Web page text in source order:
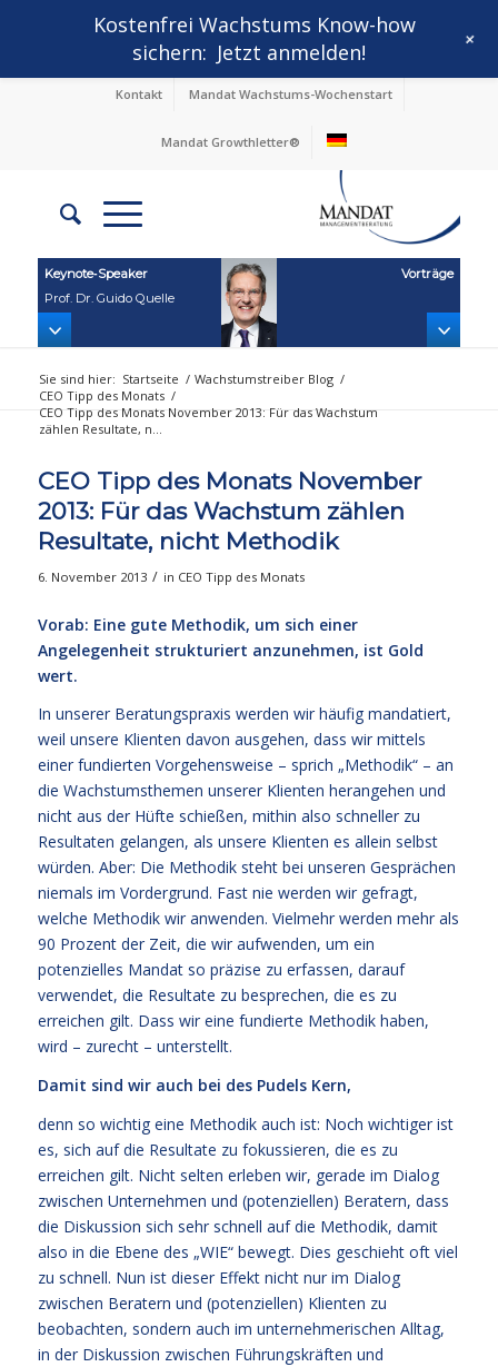
Kontakt Mandat Wachstums-Wochenstart
Mandat Growthletter®
Keynote‑Speaker
Prof. Dr. Guido Quelle
Vorträge
Sie sind hier: Startseite / Wachstumstreiber Blog /
CEO Tipp des Monats /
CEO Tipp des Monats November 2013: Für das Wachstum
zählen Resultate, n...
CEO Tipp des Monats November
2013: Für das Wachstum zählen
Resultate, nicht Methodik
6. November 2013 / in CEO Tipp des Monats
Vorab: Eine gute Methodik, um sich einer
Angelegenheit strukturiert anzunehmen, ist Gold
wert.
In unserer Beratungspraxis werden wir häufig mandatiert,
weil unsere Klienten davon ausgehen, dass wir mittels
einer fundierten Vorgehensweise – sprich „Methodik“ – an
die Wachstumsthemen unserer Klienten herangehen und
nicht aus der Hüfte schießen, mithin also schneller zu
Resultaten gelangen, als unsere Klienten es allein selbst
würden. Aber: Die Methodik steht bei unseren Gesprächen
niemals im Vordergrund. Fast nie werden wir gefragt,
welche Methodik wir anwenden. Vielmehr werden mehr als
90 Prozent der Zeit, die wir aufwenden, um ein
potenzielles Mandat so präzise zu erfassen, darauf
verwendet, die Resultate zu besprechen, die es zu
erreichen gilt. Dass wir eine fundierte Methodik haben,
wird – zurecht – unterstellt.
Damit sind wir auch bei des Pudels Kern,
denn so wichtig eine Methodik auch ist: Noch wichtiger ist
es, sich auf die Resultate zu fokussieren, die es zu
erreichen gilt. Nicht selten erleben wir, gerade im Dialog
zwischen Unternehmen und (potenziellen) Beratern, dass
die Diskussion sich sehr schnell auf die Methodik, damit
also in die Ebene des „WIE“ bewegt. Dies geschieht oft viel
zu schnell. Nun ist dieser Effekt nicht nur im Dialog
zwischen Beratern und (potenziellen) Klienten zu
beobachten, sondern auch im unternehmerischen Alltag,
in der Diskussion zwischen Führungskräften und
Kostenfrei Wachstums Know-how
sichern: Jetzt anmelden! +